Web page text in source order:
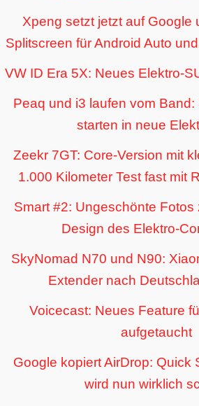
Xpeng setzt jetzt auf Google
Splitscreen für Android Auto
VW ID Era 5X: Neues Elektro-
Peaq und i3 laufen vom
starten in neue
Zeekr 7GT: Core-Version mit
1.000 Kilometer Test fast mit
Smart #2: Ungeschönte Fotos
Design des Elektro-
SkyNomad N70 und N90:
Extender nach
Voicecast: Neues Feature
aufgetaucht
Google kopiert AirDrop: Quick
wird nun wirklich